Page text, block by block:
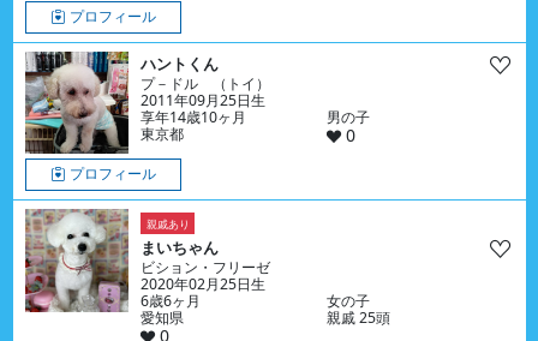
プロフィール
ハントくん
プ－ドル （トイ）
2011年09月25日生
享年14歳10ヶ月
男の子
東京都
0
プロフィール
親戚あり
まいちゃん
ビション・フリーゼ
2020年02月25日生
6歳6ヶ月
女の子
愛知県
親戚 25頭
0